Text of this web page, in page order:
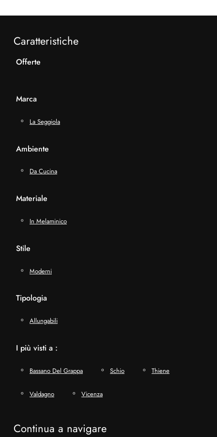
Caratteristiche
Offerte
Marca
La Seggiola
Ambiente
Da Cucina
Materiale
In Melaminico
Stile
Moderni
Tipologia
Allungabili
I più visti a :
Bassano Del Grappa Schio Thiene
Valdagno Vicenza
Continua a navigare